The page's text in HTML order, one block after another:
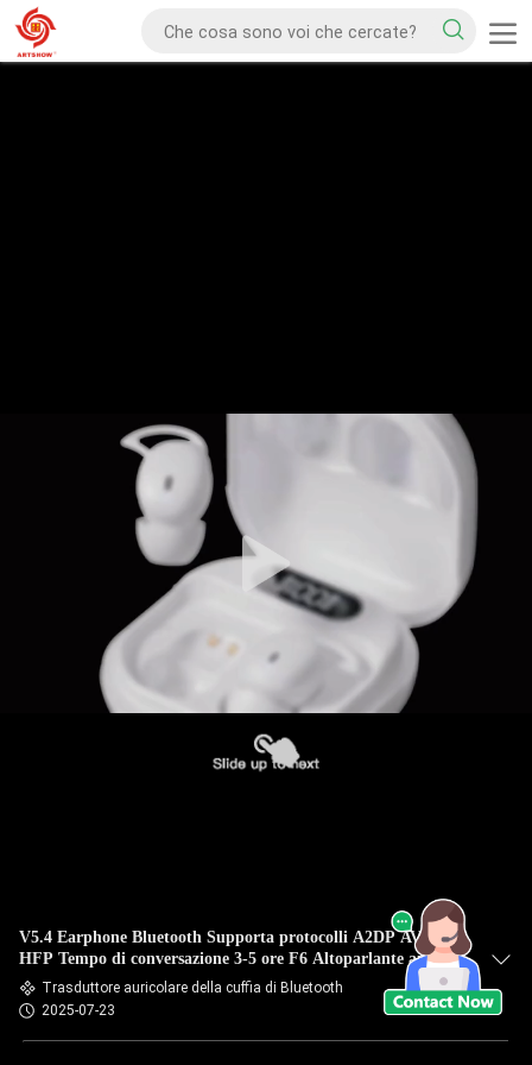
V5.4 Earphone Bluetooth Supporta protocolli A2DP AVRCP
HFP Tempo di conversazione 3-5 ore F6 Altoparlante anello
di rame in colore nero bianco
Trasduttore auricolare della cuffia di Bluetooth
2025-07-23